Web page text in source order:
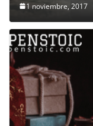
1 noviembre, 2017